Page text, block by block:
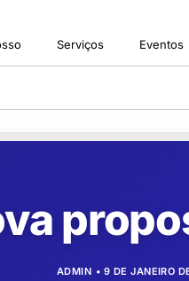
Serviços Eventos
ADMIN 9 DE JANEIRO